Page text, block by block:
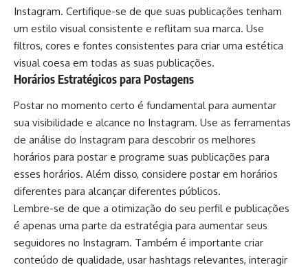
Instagram. Certifique-se de que suas publicações tenham
um estilo visual consistente e reflitam sua marca. Use
filtros, cores e fontes consistentes para criar uma estética
visual coesa em todas as suas publicações.
Horários Estratégicos para Postagens
Postar no momento certo é fundamental para aumentar
sua visibilidade e alcance no Instagram. Use as ferramentas
de análise do Instagram para descobrir os melhores
horários para postar e programe suas publicações para
esses horários. Além disso, considere postar em horários
diferentes para alcançar diferentes públicos.
Lembre-se de que a otimização do seu perfil e publicações
é apenas uma parte da estratégia para aumentar seus
seguidores no Instagram. Também é importante criar
conteúdo de qualidade, usar hashtags relevantes, interagir